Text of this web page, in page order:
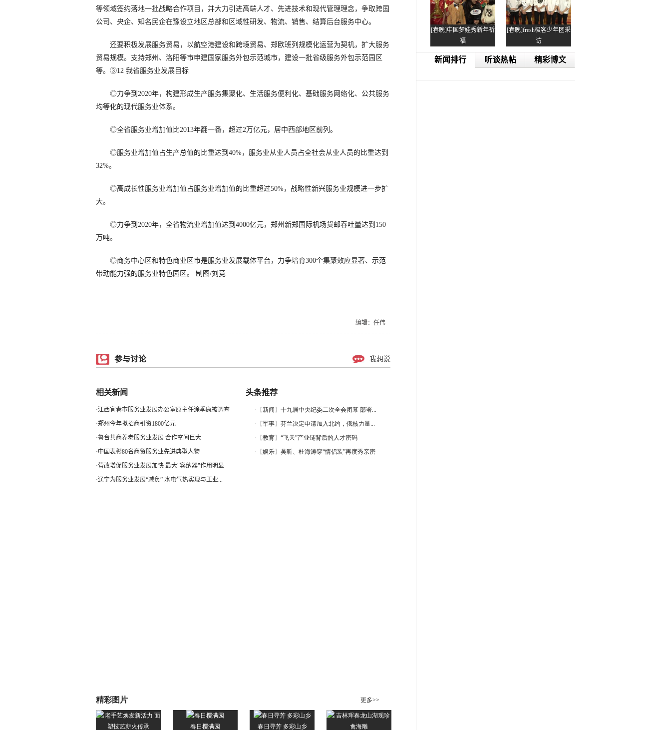
等领域签约落地一批战略合作项目，并大力引进高端人才、先进技术和现代管理理念，争取跨国
公司、央企、知名民企在豫设立地区总部和区域性研发、物流、销售、结算后台服务中心。
还要积极发展服务贸易，以航空港建设和跨境贸易、郑欧班列规模化运营为契机，扩大服务
贸易规模。支持郑州、洛阳等市申建国家服务外包示范城市，建设一批省级服务外包示范园区
等。③12 我省服务业发展目标
◎力争到2020年，构建形成生产服务集聚化、生活服务便利化、基础服务网络化、公共服务
均等化的现代服务业体系。
◎全省服务业增加值比2013年翻一番，超过2万亿元，居中西部地区前列。
◎服务业增加值占生产总值的比重达到40%，服务业从业人员占全社会从业人员的比重达到
32%。
◎高成长性服务业增加值占服务业增加值的比重超过50%，战略性新兴服务业规模进一步扩
大。
◎力争到2020年，全省物流业增加值达到4000亿元，郑州新郑国际机场货邮吞吐量达到150
万吨。
◎商务中心区和特色商业区市是服务业发展载体平台，力争培育300个集聚效应显著、示范
带动能力强的服务业特色园区。 制图/刘竞
编辑：任伟
参与讨论 我想说
相关新闻
·江西宜春市服务业发展办公室原主任涂季康被调查
·郑州今年拟招商引资1800亿元
·鲁台共商养老服务业发展 合作空间巨大
·中国表彰80名商贸服务业先进典型人物
·营改增促服务业发展加快 最大"容纳器"作用明显
·辽宁为服务业发展“减负” 水电气热实现与工业...
头条推荐